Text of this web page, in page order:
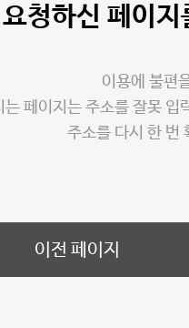
요청하신 페이지
이용에 불편
는 페이지는 주소를 잘못 입
주소를 다시 한 번
이전 페이지